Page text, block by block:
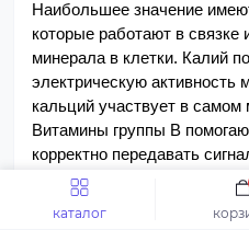
каталог
Наибольшее значение
которые работают в
минерала в клетки. Калий
электрическую
кальций участвует в
Витамины группы B
корректно передавать
спазмов. Именно поэтому